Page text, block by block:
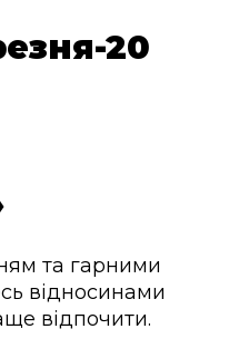
20
та гарними
відносинами
відпочити.